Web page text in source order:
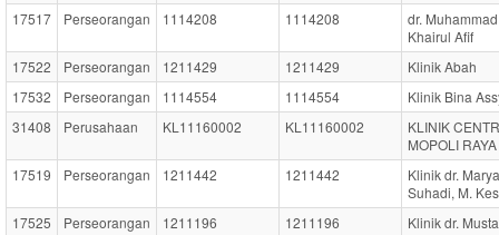
17517 Perseorangan 1114208 1114208
dr. Muhammad
Khairul Afif
17522
Perseorangan 1211429 1211429
Klinik Abah
17532
Perseorangan 1114554 1114554
Klinik Bina
31408
Perusahaan KL11160002 KL11160002
KLINIK
MOPOLI RAYA
17519
Perseorangan 1211442 1211442
Klinik dr.
Suhadi, M. Kes
17525
Perseorangan 1211196 1211196
Klinik dr.